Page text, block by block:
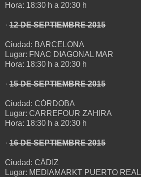
Hora: 18:30 h a 20:30 h
· 12 DE SEPTIEMBRE 2015
Ciudad: BARCELONA
Lugar: FNAC DIAGONAL MAR
Hora: 18:30 h a 20:30 h
· 15 DE SEPTIEMBRE 2015
Ciudad: CÓRDOBA
Lugar: CARREFOUR ZAHIRA
Hora: 18:30 h a 20:30 h
· 16 DE SEPTIEMBRE 2015
Ciudad: CÁDIZ
Lugar: MEDIAMARKT PUERTO REAL